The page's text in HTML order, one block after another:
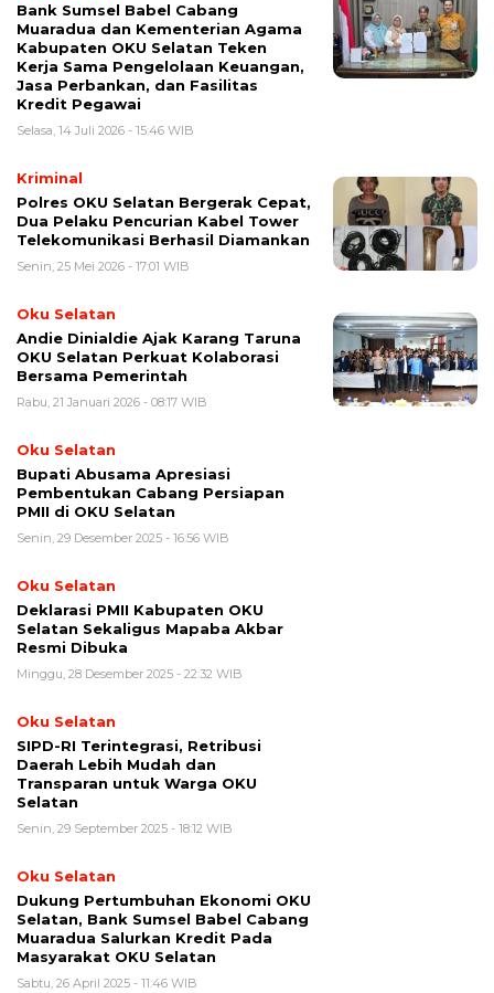
Bank Sumsel Babel Cabang
Muaradua dan Kementerian Agama
Kabupaten OKU Selatan Teken
Kerja Sama Pengelolaan Keuangan,
Jasa Perbankan, dan Fasilitas
Kredit Pegawai
Selasa, 14 Juli 2026 - 15:46 WIB
Kriminal
Polres OKU Selatan Bergerak Cepat,
Dua Pelaku Pencurian Kabel Tower
Telekomunikasi Berhasil Diamankan
Senin, 25 Mei 2026 - 17:01 WIB
Oku Selatan
Andie Dinialdie Ajak Karang Taruna
OKU Selatan Perkuat Kolaborasi
Bersama Pemerintah
Rabu, 21 Januari 2026 - 08:17 WIB
Oku Selatan
Bupati Abusama Apresiasi
Pembentukan Cabang Persiapan
PMII di OKU Selatan
Senin, 29 Desember 2025 - 16:56 WIB
Oku Selatan
Deklarasi PMII Kabupaten OKU
Selatan Sekaligus Mapaba Akbar
Resmi Dibuka
Minggu, 28 Desember 2025 - 22:32 WIB
Oku Selatan
SIPD-RI Terintegrasi, Retribusi
Daerah Lebih Mudah dan
Transparan untuk Warga OKU
Selatan
Senin, 29 September 2025 - 18:12 WIB
Oku Selatan
Dukung Pertumbuhan Ekonomi OKU
Selatan, Bank Sumsel Babel Cabang
Muaradua Salurkan Kredit Pada
Masyarakat OKU Selatan
Sabtu, 26 April 2025 - 11:46 WIB